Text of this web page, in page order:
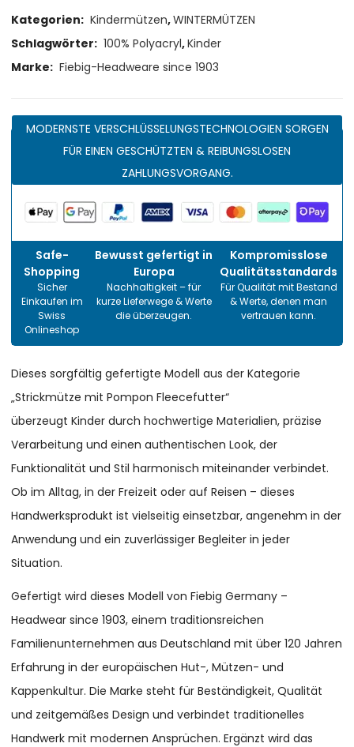
Kategorien: Kindermützen,WINTERMÜTZEN
Schlagwörter: 100% Polyacryl,Kinder
Marke: Fiebig-Headweare since 1903
MODERNSTE VERSCHLÜSSELUNGSTECHNOLOGIEN SORGEN
FÜR EINEN GESCHÜTZTEN & REIBUNGSLOSEN
ZAHLUNGSVORGANG.
Safe-
Shopping
Sicher
Einkaufen im
Swiss
Onlineshop
Bewusst gefertigt in
Europa
Nachhaltigkeit – für
kurze Lieferwege & Werte
die überzeugen.
Kompromisslose
Qualitätsstandards
Für Qualität mit Bestand
& Werte, denen man
vertrauen kann.
Dieses sorgfältig gefertigte Modell aus der Kategorie
„Strickmütze mit Pompon Fleecefutter“
überzeugt Kinder durch hochwertige Materialien, präzise
Verarbeitung und einen authentischen Look, der
Funktionalität und Stil harmonisch miteinander verbindet.
Ob im Alltag, in der Freizeit oder auf Reisen – dieses
Handwerksprodukt ist vielseitig einsetzbar, angenehm in der
Anwendung und ein zuverlässiger Begleiter in jeder
Situation.
Gefertigt wird dieses Modell von Fiebig Germany –
Headwear since 1903, einem traditionsreichen
Familienunternehmen aus Deutschland mit über 120 Jahren
Erfahrung in der europäischen Hut-, Mützen- und
Kappenkultur. Die Marke steht für Beständigkeit, Qualität
und zeitgemäßes Design und verbindet traditionelles
Handwerk mit modernen Ansprüchen. Ergänzt wird das